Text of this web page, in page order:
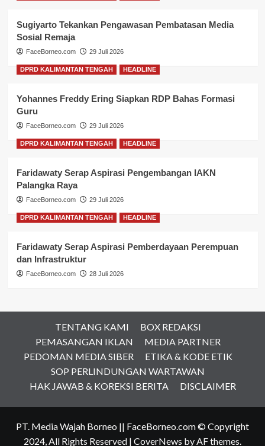
Sugiyarto Tekankan Pengawasan Pembatasan Media
Sosial Remaja
FaceBorneo.com 29 Juli 2026
DPRD KALIMANTAN TENGAH HEADLINE
Yohannes Freddy Ering Siapkan RDP Bahas Formasi
Guru
FaceBorneo.com 29 Juli 2026
DPRD KALIMANTAN TENGAH HEADLINE
Faridawaty Serap Aspirasi Pengembangan IAKN
Palangka Raya
FaceBorneo.com 29 Juli 2026
DPRD KALIMANTAN TENGAH HEADLINE
Faridawaty Serap Aspirasi Pemberdayaan Perempuan
dan Infrastruktur
FaceBorneo.com 28 Juli 2026
TENTANG KAMI
BOX REDAKSI
PEMASANGAN IKLAN
MEDIA PARTNER
PEDOMAN MEDIA SIBER
ETIKA & KODE ETIK
SOP PERLINDUNGAN WARTAWAN
HAK JAWAB & KOREKSI BERITA
DISCLAIMER
PT. Media Wajah Borneo || FaceBorneo.com © Copyright
2024, All Rights Reserved | CoverNews by AF themes.